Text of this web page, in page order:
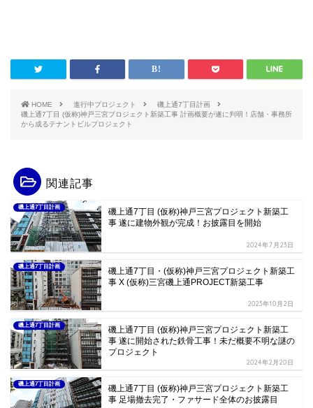
HOME 進行中プロジェクト
磯上通7丁目計画
磯上通7丁目 (仮称)神戸三宮プロジェクト新築工事 計画概要が遂に判明！店舗・事務所
から成るテナントビルプロジェクト
関連記事
磯上通7丁目計画
磯上通7丁目 (仮称)神戸三宮プロジェクト新築工
事 遂に建物外観が完成！お披露目を開始
2024年7月23日
磯上通7丁目計画
磯上通7丁目・(仮称)神戸三宮プロジェクト新築工
事 X (仮称)三宮磯上通PROJECT新築工事
2023年10月2日
磯上通7丁目計画
磯上通7丁目 (仮称)神戸三宮プロジェクト新築工
事 遂に開始された鉄骨工事！未だ概要不明な謎の
プロジェクト
2024年2月20日
磯上通7丁目計画
磯上通7丁目 (仮称)神戸三宮プロジェクト新築工
事 足場撤去完了・ファサード全体のお披露目